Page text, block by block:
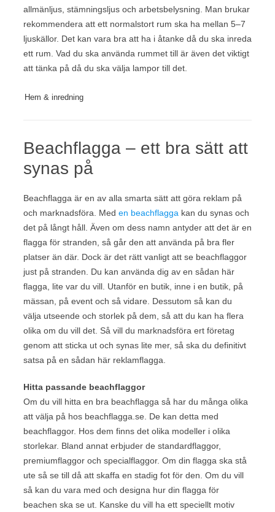
allmänljus, stämningsljus och arbetsbelysning. Man brukar
rekommendera att ett normalstort rum ska ha mellan 5–7
ljuskällor. Det kan vara bra att ha i åtanke då du ska inreda
ett rum. Vad du ska använda rummet till är även det viktigt
att tänka på då du ska välja lampor till det.
Hem & inredning
Beachflagga – ett bra sätt att
synas på
Beachflagga är en av alla smarta sätt att göra reklam på
och marknadsföra. Med en beachflagga kan du synas och
det på långt håll. Även om dess namn antyder att det är en
flagga för stranden, så går den att använda på bra fler
platser än där. Dock är det rätt vanligt att se beachflaggor
just på stranden. Du kan använda dig av en sådan här
flagga, lite var du vill. Utanför en butik, inne i en butik, på
mässan, på event och så vidare. Dessutom så kan du
välja utseende och storlek på dem, så att du kan ha flera
olika om du vill det. Så vill du marknadsföra ert företag
genom att sticka ut och synas lite mer, så ska du definitivt
satsa på en sådan här reklamflagga.
Hitta passande beachflaggor
Om du vill hitta en bra beachflagga så har du många olika
att välja på hos beachflagga.se. De kan detta med
beachflaggor. Hos dem finns det olika modeller i olika
storlekar. Bland annat erbjuder de standardflaggor,
premiumflaggor och specialflaggor. Om din flagga ska stå
ute så se till då att skaffa en stadig fot för den. Om du vill
så kan du vara med och designa hur din flagga för
beachen ska se ut. Kanske du vill ha ett speciellt motiv